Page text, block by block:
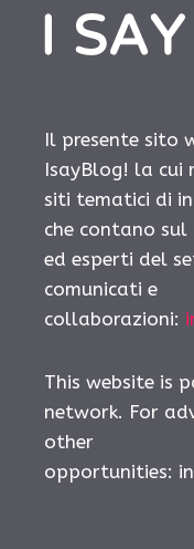
Il presente sito
IsayBlog! la cui
siti tematici di
che contano
ed esperti del
comunicati e
collaborazioni:
This website is
network. For
other
opportunities: